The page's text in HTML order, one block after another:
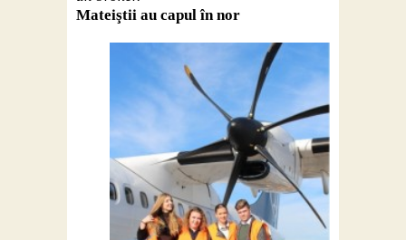
Mateiştii au capul în nor